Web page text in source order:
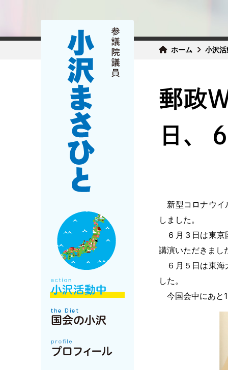
ホーム 小沢
郵政
日、
新型コロナウイ
しました。
６月３日は東京
講演いただきまし
６月５日は東海
した。
今国会中にあと